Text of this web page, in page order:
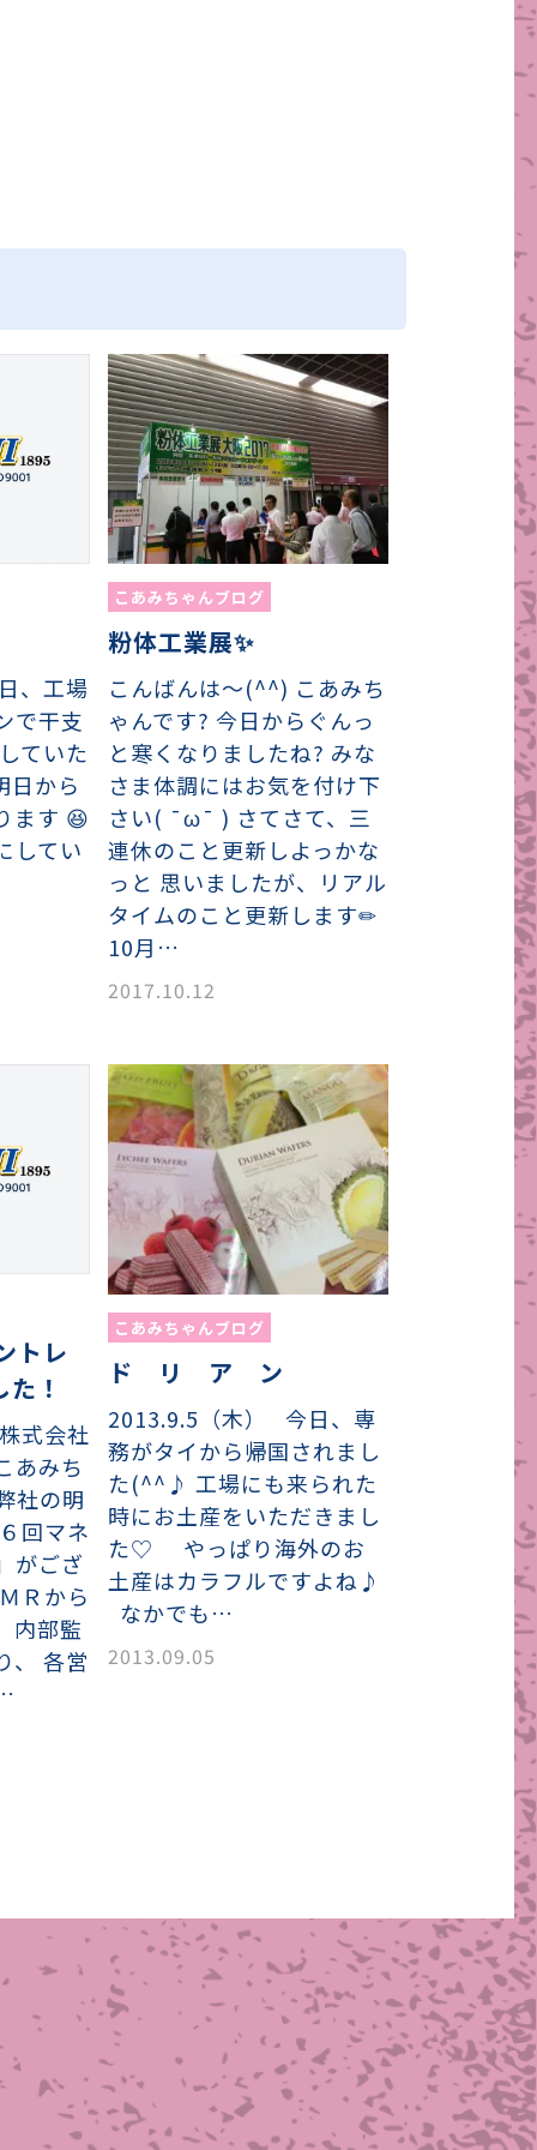
、工場
で干支
ていた
から
ます 😆
してい
こあみちゃんブログ
粉体工業展✨
こんばんは〜(^^) こあみち
ゃんです? 今日からぐんっ
と寒くなりましたね? みな
さま体調にはお気を付け下
さい( ¯ω¯ ) さてさて、三
連休のこと更新しよっかな
っと 思いましたが、リアル
タイムのこと更新します✏
10月…
2017.10.12
トレ
！
式会社
あみち
社の明
回マネ
がござ
Ｒから
内部監
、 各営
こあみちゃんブログ
ド リ ア ン
2013.9.5（木） 今日、専
務がタイから帰国されまし
た(^^♪ 工場にも来られた
時にお土産をいただきまし
た♡ やっぱり海外のお
土産はカラフルですよね♪
なかでも…
2013.09.05